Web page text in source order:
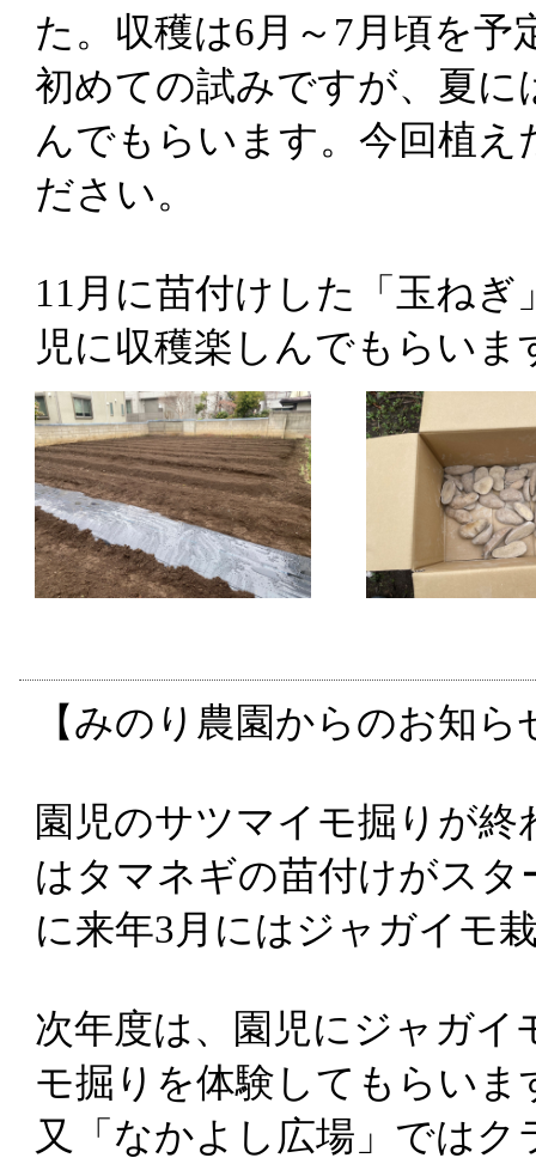
た。収穫は6月～7月頃を予
初めての試みですが、夏
んでもらいます。今回植
ださい。
11月に苗付けした「玉ね
児に収穫楽しんでもらいま
【みのり農園からのお知ら
園児のサツマイモ掘りが
はタマネギの苗付けがス
に来年3月にはジャガイモ
次年度は、園児にジャガ
モ掘りを体験してもらいま
又「なかよし広場」では